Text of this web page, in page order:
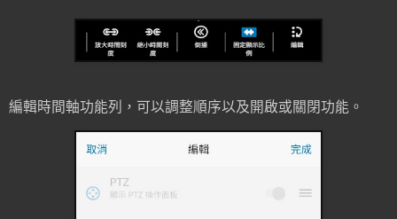
編輯時間軸功能列，可以調整順序以及開啟或關閉功能。